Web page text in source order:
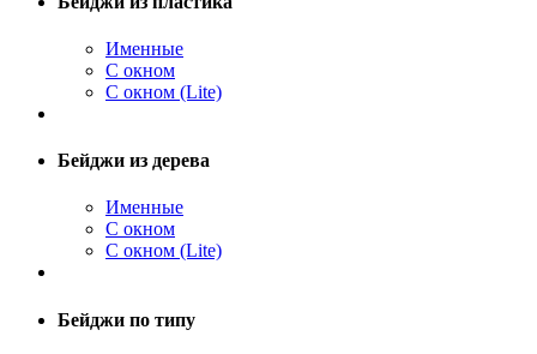
Именные
С окном
С окном (Lite)
Бейджи из дерева
Именные
С окном
С окном (Lite)
Бейджи по типу